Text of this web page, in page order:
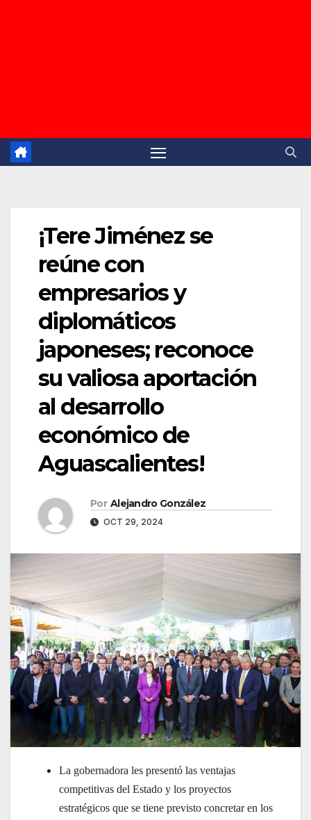
¡Tere Jiménez se
reúne con
empresarios y
diplomáticos
japoneses; reconoce
su valiosa aportación
al desarrollo
económico de
Aguascalientes!
Por Alejandro González
OCT 29, 2024
La gobernadora les presentó las ventajas
competitivas del Estado y los proyectos
estratégicos que se tiene previsto concretar en los